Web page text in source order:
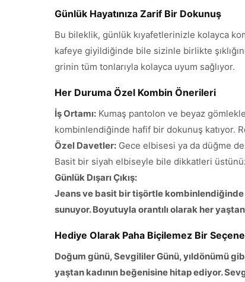
Günlük Hayatınıza Zarif Bir Dokunuş
Bu bileklik, günlük kıyafetlerinizle kolayca
kafeye giyildiğinde bile sizinle birlikte
grinin tüm tonlarıyla kolayca uyum sağlıyor.
Her Duruma Özel Kombin Önerileri
İş Ortamı: Kumaş pantolon ve beyaz
kombinlendiğinde hafif bir dokunuş katıyor.
Özel Davetler: Gece elbisesi ya da düğme
Basit bir siyah elbiseyle bile dikkatleri
Günlük Dışarı Çıkış:
Jeans ve basit bir tişörtle
sunuyor. Boyutuyla orantılı olarak her
Hediye Olarak Paha Biçilemez Bir
Doğum günü, Sevgililer Günü, yıldönümü
yaştan kadının beğenisine hitap ediyor.